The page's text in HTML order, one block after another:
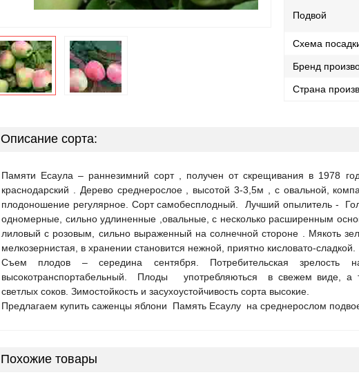
Подвой
Схема
Бренд
Страна
Описание сорта:
Памяти Есаула – раннезимний сорт , получен от скрещивания в 1978
краснодарский . Дерево среднерослое , высотой 3-3,5м , с овальной,
плодоношение регулярное. Сорт самобесплодный. Лучший опылитель -
одномерные, сильно удлиненные ,овальные, с несколько расширенным
лиловый с розовым, сильно выраженный на солнечной стороне . Мякоть
мелкозернистая, в хранении становится нежной, приятно кисловато-сладкой.
Съем плодов – середина сентября. Потребительская
высокотранспортабельный. Плоды употребляються в свежем виде, а
светлых соков. Зимостойкость и засухоустойчивость сорта высокие.
Предлагаем купить саженцы яблони Память Есаулу на среднерослом
Похожие товары